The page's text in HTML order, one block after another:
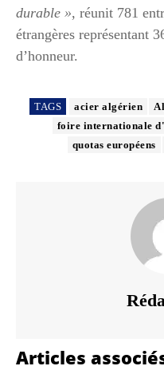
durable », réunit 781
étrangères représentant
d’honneur.
TAGS acier algérien
foire internationale
quotas européens
Articles